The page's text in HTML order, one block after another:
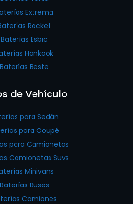
Extrema
Rocket
Baterías Esbic
Hankook
Baterías Beste
de Vehículo
para Sedán
para Coupé
para Camionetas
Camionetas Suvs
Minivans
Baterías Buses
Camiones